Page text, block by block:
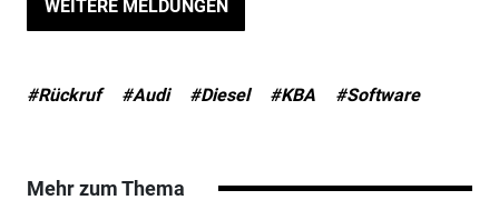
WEITERE MELDUNGEN
#Rückruf #Audi #Diesel #KBA #Software
Mehr zum Thema